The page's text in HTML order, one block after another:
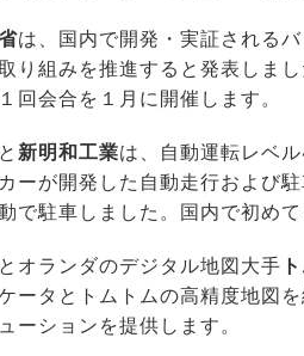
は、国内で開発・実証される
り組みを推進すると発表しま
回会合を１月に開催します。
と 新明和工業は、自動運転レベ
ーが開発した自動走行および
で駐車しました。国内で初めて
とオランダのデジタル地図大手
ータとトムトムの高精度地図
ーションを提供します。